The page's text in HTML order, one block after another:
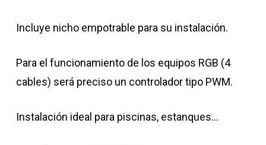
Incluye nicho empotrable para su instalación.
Para el funcionamiento de los equipos RGB (4
cables) será preciso un controlador tipo PWM.
Instalación ideal para piscinas, estanques…